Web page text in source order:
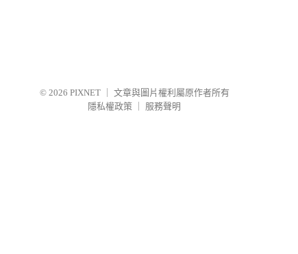
© 2026 PIXNET
文章與圖片權利屬原作者所有
隱私權政策
服務聲明